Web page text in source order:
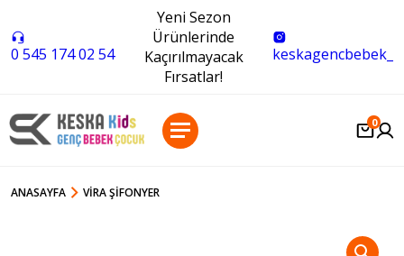
0 545 174 02 54
Yeni Sezon
Ürünlerinde
Kaçırılmayacak
Fırsatlar!
keskagencbebek_
0
ANASAYFA VIRA ŞIFONYER